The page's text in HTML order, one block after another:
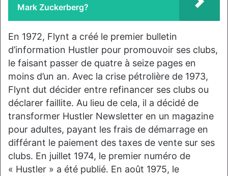
Mark Zuckerberg?
En 1972, Flynt a créé le premier bulletin
d’information Hustler pour promouvoir ses clubs,
le faisant passer de quatre à seize pages en
moins d’un an. Avec la crise pétrolière de 1973,
Flynt dut décider entre refinancer ses clubs ou
déclarer faillite. Au lieu de cela, il a décidé de
transformer Hustler Newsletter en un magazine
pour adultes, payant les frais de démarrage en
différant le paiement des taxes de vente sur ses
clubs. En juillet 1974, le premier numéro de
« Hustler » a été publié. En août 1975, le